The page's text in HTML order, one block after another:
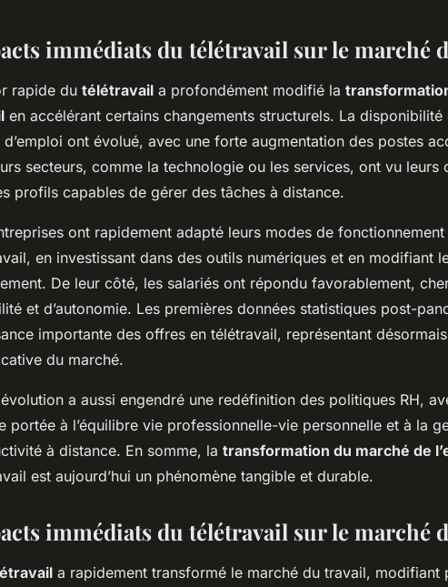
immédiats du télétravail sur le marché
rapide du télétravail a profondément modifié la
en accélérant certains changements structurels. La
ont évolué, avec une forte augmentation des postes
secteurs, comme la technologie ou les services, ont vu leurs
profils capables de gérer des tâches à distance.
ont rapidement adapté leurs modes de
en investissant dans des outils numériques et en modifiant
De leur côté, les salariés ont répondu favorablement,
et d’autonomie. Les premières données statistiques post-
importante des offres en télétravail, représentant
du marché.
a aussi engendré une redéfinition des politiques RH,
portée à l’équilibre vie professionnelle-vie personnelle et à la
à distance. En somme, la transformation du marché de
est aujourd’hui un phénomène tangible et durable.
immédiats du télétravail sur le marché
a rapidement transformé le marché du travail, modifiant